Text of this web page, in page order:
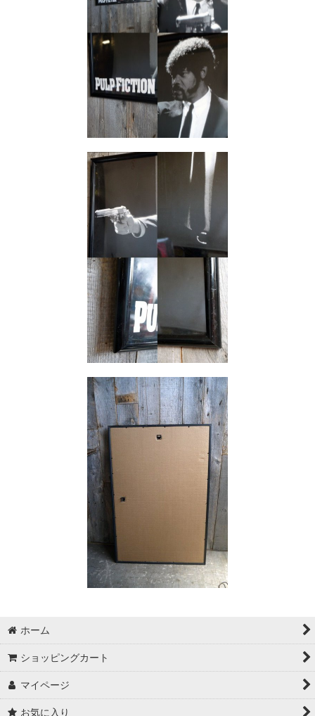
ホーム
ショッピングカート
マイページ
お気に入り